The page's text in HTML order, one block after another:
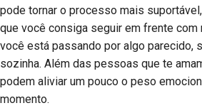
pode tornar o processo mais
que você consiga seguir em frente com
você está passando por algo parecido,
sozinha. Além das pessoas que te
podem aliviar um pouco o peso
momento.